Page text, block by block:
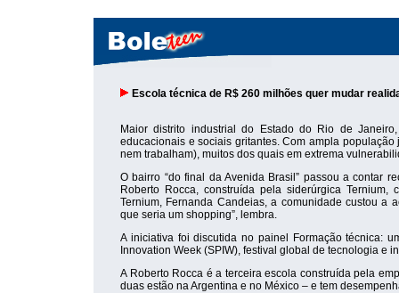
Escola técnica de R$ 260 milhões quer mudar
Maior distrito industrial do Estado do Rio de
educacionais e sociais gritantes. Com ampla
nem trabalham), muitos dos quais em extrema
O bairro “do final da Avenida Brasil” passou a contar
Roberto Rocca, construída pela siderúrgica
Ternium, Fernanda Candeias, a comunidade custou a
que seria um shopping”, lembra.
A iniciativa foi discutida no painel Formação técnica:
Innovation Week (SPIW), festival global de tecnologia e
A Roberto Rocca é a terceira escola construída pela
duas estão na Argentina e no México – e tem